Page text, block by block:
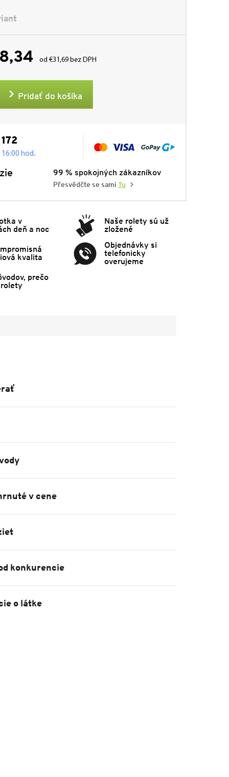
od€31,69 bez DPH
Pridať do košíka
16:00 hod.
99 % spokojných zákazníkov
Přesvědčte se sami Tu
v
deň a noc
Naše rolety sú už
zložené
kvalita
Objednávky si
telefonicky
overujeme
prečo
v cene
konkurencie
o látke